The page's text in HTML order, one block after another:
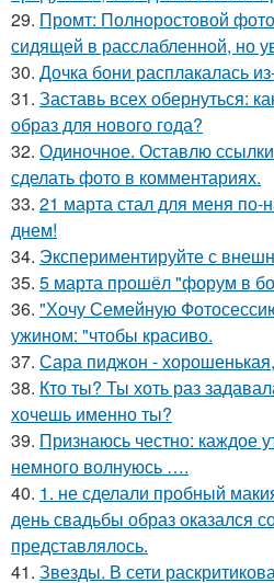
29. Промт: Полноростовой
сидящей в расслабленной, но
30. Дочка бони расплакалась
31. Заставь всех обернуться:
образ для нового года?
32. Одиночное. Оставлю
сделать фото в комментариях.
33. 21 марта стал для меня
днем!
34. Экспериментируйте с
35. 5 марта прошёл "форум в
36. "Хочу Семейную
ужином: "чтобы красиво.
37. Сара пиджон -
38. Кто ты? Ты хоть раз
хочешь именно ты?
39. Признаюсь честно: каждое
немного волнуюсь ….
40. 1. не сделали пробный
день свадьбы образ оказался
представлялось.
41. Звезды. В сети